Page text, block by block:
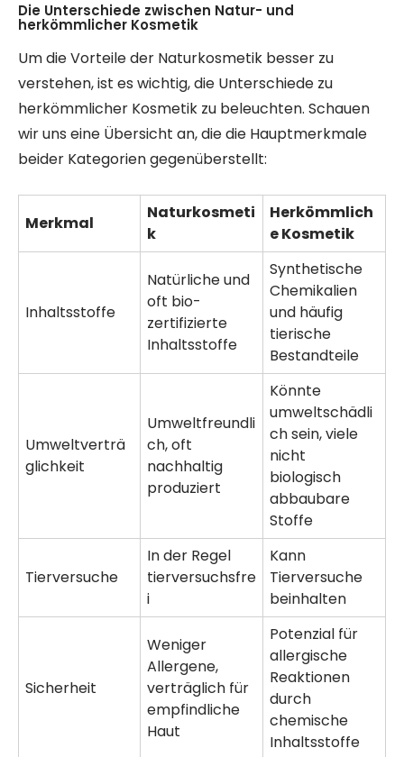
Die Unterschiede zwischen Natur- und
herkömmlicher Kosmetik
Um die Vorteile der Naturkosmetik besser zu
verstehen, ist es wichtig, die Unterschiede zu
herkömmlicher Kosmetik zu beleuchten. Schauen
wir uns eine Übersicht an, die die Hauptmerkmale
beider Kategorien gegenüberstellt:
Merkmal
Naturkosmeti
k
Herkömmlich
e Kosmetik
Inhaltsstoffe
Natürliche und
oft bio-
zertifizierte
Inhaltsstoffe
Synthetische
Chemikalien
und häufig
tierische
Bestandteile
Umweltverträ
glichkeit
Umweltfreundli
ch, oft
nachhaltig
produziert
Könnte
umweltschädli
ch sein, viele
nicht
biologisch
abbaubare
Stoffe
Tierversuche
In der Regel
tierversuchsfre
i
Kann
Tierversuche
beinhalten
Sicherheit
Weniger
Allergene,
verträglich für
empfindliche
Haut
Potenzial für
allergische
Reaktionen
durch
chemische
Inhaltsstoffe